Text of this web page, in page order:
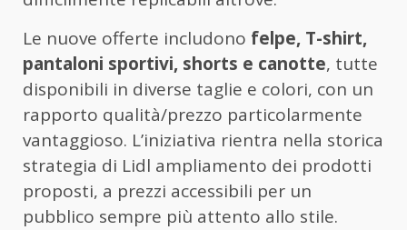
Le nuove offerte includono felpe, T-shirt,
pantaloni sportivi, shorts e canotte, tutte
disponibili in diverse taglie e colori, con un
rapporto qualità/prezzo particolarmente
vantaggioso. L’iniziativa rientra nella storica
strategia di Lidl ampliamento dei prodotti
proposti, a prezzi accessibili per un
pubblico sempre più attento allo stile.